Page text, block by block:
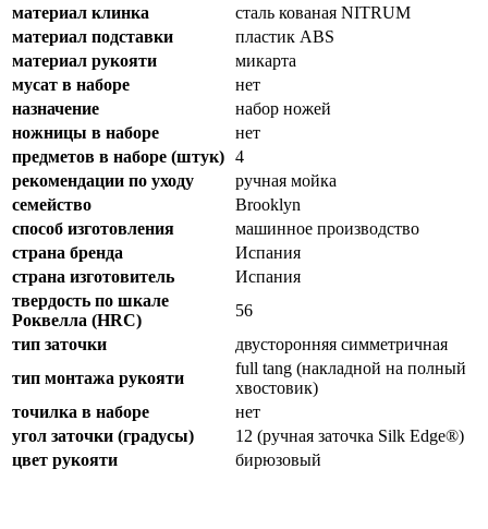
материал клинка
сталь кованая NITRUM
материал подставки
пластик ABS
материал рукояти
микарта
мусат в наборе
нет
назначение
набор ножей
ножницы в наборе
нет
предметов в наборе (штук) 4
рекомендации по уходу
ручная мойка
семейство
Brooklyn
способ изготовления
машинное производство
страна бренда
Испания
страна изготовитель
Испания
твердость по шкале
Роквелла (HRC)
56
тип заточки
двусторонняя симметричная
тип монтажа рукояти
full tang (накладной на полный
хвостовик)
точилка в наборе
нет
угол заточки (градусы)
12 (ручная заточка Silk Edge®)
цвет рукояти
бирюзовый